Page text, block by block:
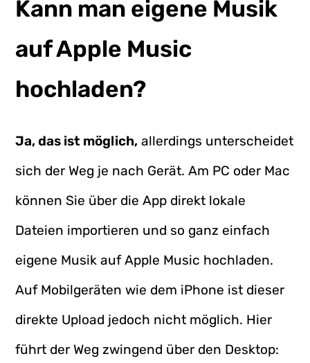
Kann man eigene Musik
auf Apple Music
hochladen?
Ja, das ist möglich, allerdings unterscheidet
sich der Weg je nach Gerät. Am PC oder Mac
können Sie über die App direkt lokale
Dateien importieren und so ganz einfach
eigene Musik auf Apple Music hochladen.
Auf Mobilgeräten wie dem iPhone ist dieser
direkte Upload jedoch nicht möglich. Hier
führt der Weg zwingend über den Desktop: